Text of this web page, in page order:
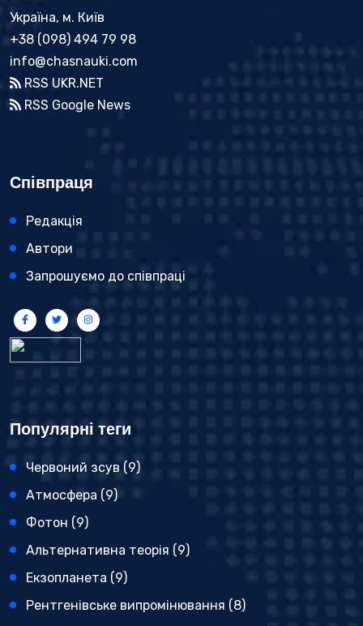
Україна, м. Київ
+38 (098) 494 79 98
info@chasnauki.com
RSS UKR.NET
RSS Google News
Співпраця
Редакція
Автори
Запрошуємо до співпраці
Популярні теги
Червоний зсув (9)
Атмосфера (9)
Фотон (9)
Альтернативна теорія (9)
Екзопланета (9)
Рентгенівське випромінювання (8)